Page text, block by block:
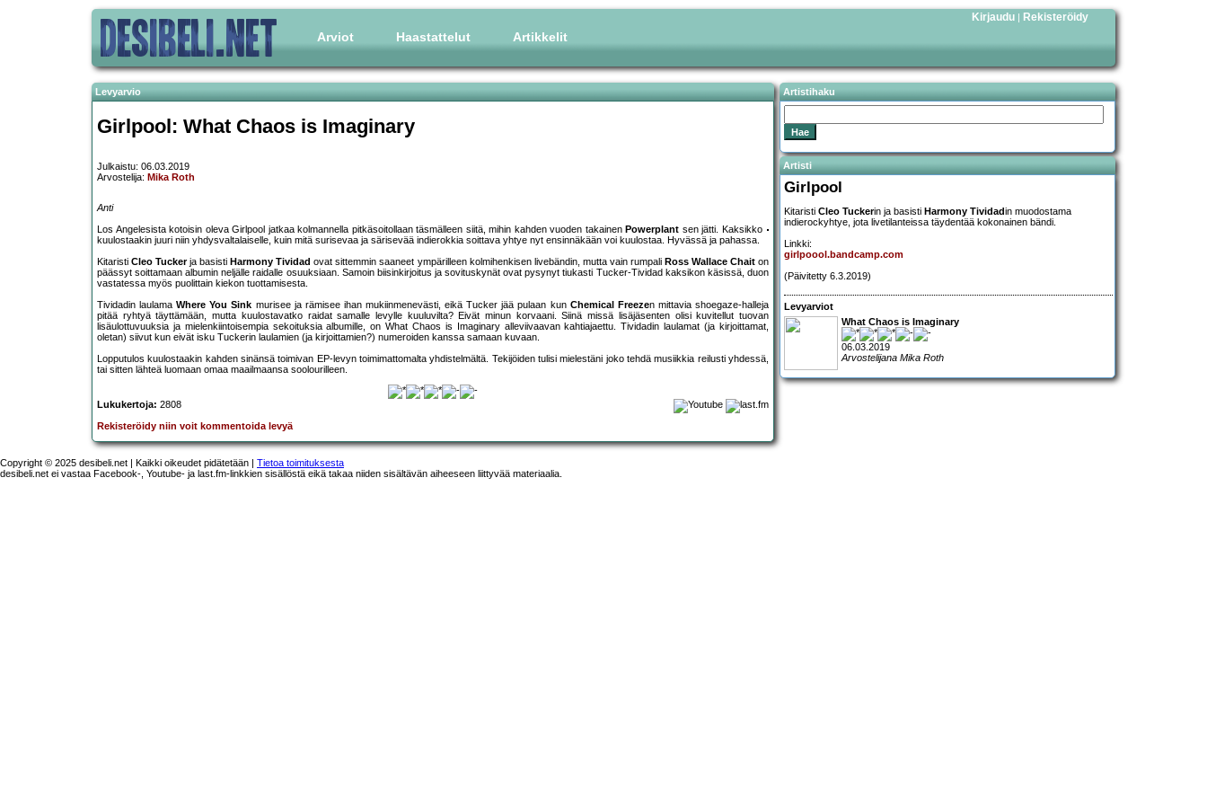
Arviot Haastattelut Artikkelit
Kirjaudu | Rekisteröidy
Levyarvio
Girlpool: What Chaos is Imaginary
Julkaistu: 06.03.2019
Arvostelija: Mika Roth
Anti
Los Angelesista kotoisin oleva Girlpool jatkaa kolmannella pitkäsoitollaan täsmälleen siitä, mihin kahden vuoden takainen Powerplant sen jätti. Kaksikko
kuulostaakin juuri niin yhdysvaltalaiselle, kuin mitä surisevaa ja särisevää indierokkia soittava yhtye nyt ensinnäkään voi kuulostaa. Hyvässä ja pahassa.
KitaristiCleo Tuckerja basisti Harmony Tividad ovat sittemmin saaneet ympärilleen kolmihenkisen livebändin, mutta vain rumpali Ross Wallace Chaiton
päässyt soittamaan albumin neljälle raidalle osuuksiaan. Samoin biisinkirjoitus ja sovituskynät ovat pysynyt tiukasti Tucker-Tividad kaksikon käsissä, duon
vastatessa myös puolittain kiekon tuottamisesta.
Tividadin laulamaWhere You Sink murisee ja rämisee ihan mukiinmenevästi, eikä Tucker jää pulaan kun Chemical Freezen mittavia shoegaze-halleja
pitää ryhtyä täyttämään, mutta kuulostavatko raidat samalle levylle kuuluvilta? Eivät minun korvaani. Siinä missä lisäjäsenten olisi kuvitellut tuovan
lisäulottuvuuksia ja mielenkiintoisempia sekoituksia albumille, on What Chaos is Imaginary alleviivaavan kahtiajaettu. Tividadin laulamat (ja kirjoittamat,
oletan) siivut kun eivät isku Tuckerin laulamien (ja kirjoittamien?) numeroiden kanssa samaan kuvaan.
Lopputulos kuulostaakin kahden sinänsä toimivan EP-levyn toimimattomalta yhdistelmältä. Tekijöiden tulisi mielestäni joko tehdä musiikkia reilusti yhdessä,
tai sitten lähteä luomaan omaa maailmaansa soolourilleen.
Lukukertoja: 2808
Rekisteröidy niin voit kommentoida levyä
Artistihaku
Artisti
Girlpool
Kitaristi Cleo Tuckerin ja basisti Harmony Tividadin muodostama
indierockyhtye, jota livetilanteissa täydentää kokonainen bändi.
Linkki:
girlpoool.bandcamp.com
(Päivitetty 6.3.2019)
Levyarviot
What Chaos is Imaginary
06.03.2019
Arvostelijana Mika Roth
Copyright © 2025 desibeli.net | Kaikki oikeudet pidätetään | Tietoa toimituksesta
desibeli.net ei vastaa Facebook-, Youtube- ja last.fm-linkkien sisällöstä eikä takaa niiden sisältävän aiheeseen liittyvää materiaalia.